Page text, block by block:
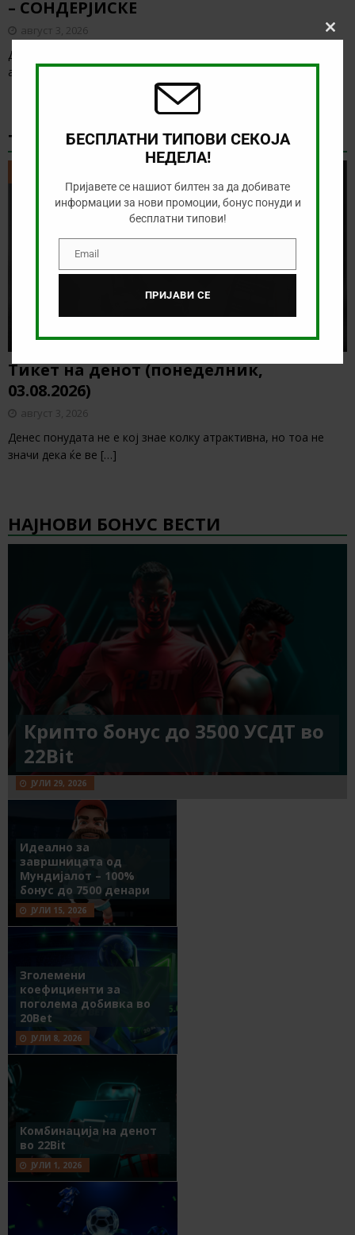
– СОНДЕРЈИСКЕ
август 3, 2026
Денес нема голема понуда за обложување, а ние ќе го
анализираме дуелот од данската Суперлига[…]
ТИКЕТ НА ДЕНОТ
Тикет на денот (понеделник,
03.08.2026)
август 3, 2026
Денес понудата не е кој знае колку атрактивна, но тоа не
значи дека ќе ве […]
НАЈНОВИ БОНУС ВЕСТИ
Крипто бонус до 3500 УСДТ во
22Bit
ЈУЛИ 29, 2026
Идеално за
завршницата од
Мундијалот – 100%
бонус до 7500 денари
ЈУЛИ 15, 2026
Зголемени
коефициенти за
поголема добивка во
20Bet
ЈУЛИ 8, 2026
Комбинација на денот
во 22Bit
ЈУЛИ 1, 2026
БЕСПЛАТНИ ТИПОВИ СЕКОЈА
НЕДЕЛА!
Пријавете се нашиот билтен за да добивате
информации за нови промоции, бонус понуди и
бесплатни типови!
EmailEmail
ПРИЈАВИ СЕ